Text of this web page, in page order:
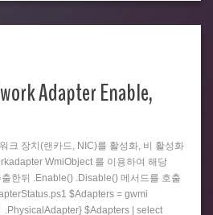
Adapter Enable,
크 장치(랜카드, NIC)를 활성화, 비 활성화
WmiObject 를 이용하여 해당
한뒤 .Enable() .Disable() 메서드를 호출
$Adapters = gwmi
$Adapters | select